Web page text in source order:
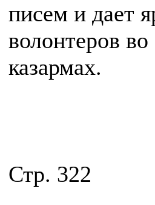
писем и дает
волонтеров
казармах.
Стр. 322